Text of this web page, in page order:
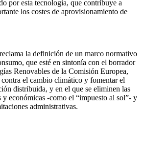
por esta tecnología, que contribuye a
los costes de aprovisionamiento de
la definición de un marco normativo
que esté en sintonía con el borrador
Renovables de la Comisión Europea,
el cambio climático y fomentar el
distribuida, y en el que se eliminen las
y económicas -como el “impuesto al sol”- y
administrativas.